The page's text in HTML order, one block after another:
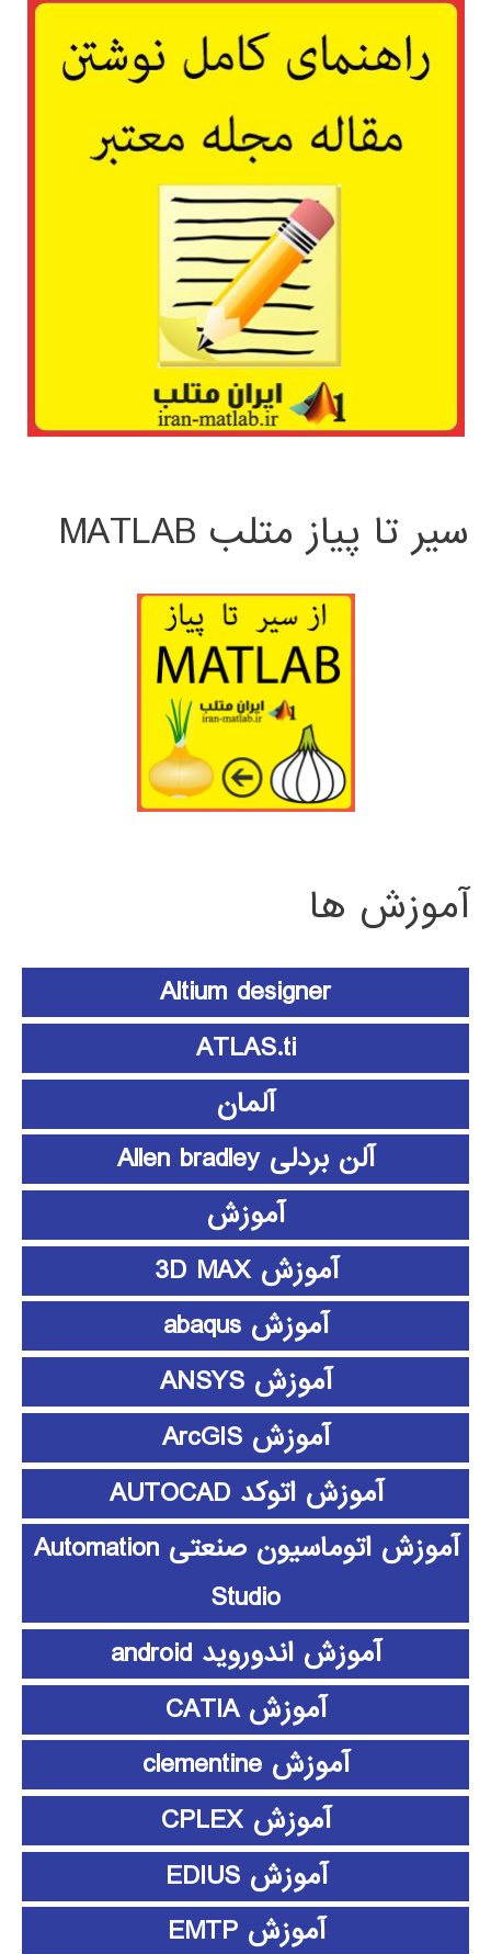
سیر تا پیاز متلب MATLAB
آموزش ها
Altium designer
ATLAS.ti
آلمان
آلن بردلی Allen bradley
آموزش
آموزش 3D MAX
آموزش abaqus
آموزش ANSYS
آموزش ArcGIS
آموزش اتوکد AUTOCAD
آموزش اتوماسیون صنعتی Automation
Studio
آموزش اندوروید android
آموزش CATIA
آموزش clementine
آموزش CPLEX
آموزش EDIUS
آموزش EMTP